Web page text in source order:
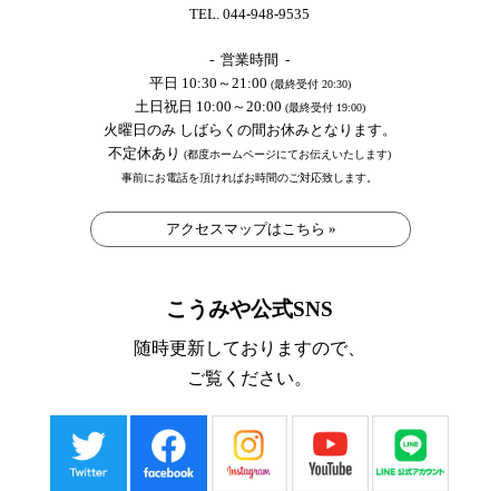
TEL. 044-948-9535
- 営業時間 -
平日 10:30～21:00 (最終受付 20:30)
土日祝日 10:00～20:00 (最終受付 19:00)
火曜日のみ しばらくの間お休みとなります。
不定休あり (都度ホームページにてお伝えいたします)
事前にお電話を頂ければお時間のご対応致します。
アクセスマップはこちら »
こうみや公式SNS
随時更新しておりますので、
ご覧ください。